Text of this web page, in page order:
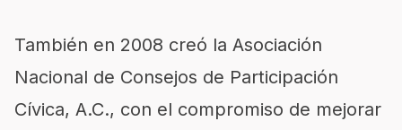
También en 2008 creó la Asociación
Nacional de Consejos de Participación
Cívica, A.C., con el compromiso de mejorar